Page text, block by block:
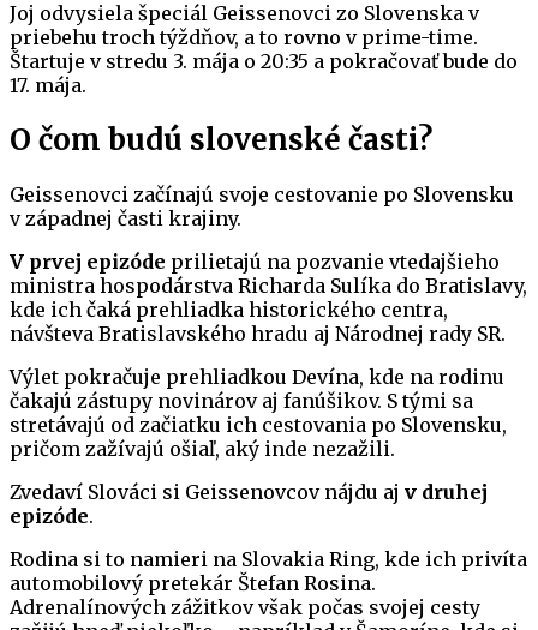
Joj odvysiela špeciál Geissenovci zo Slovenska v
priebehu troch týždňov, a to rovno v prime-time.
Štartuje v stredu 3. mája o 20:35 a pokračovať bude do
17. mája.
O čom budú slovenské časti?
Geissenovci začínajú svoje cestovanie po Slovensku
v západnej časti krajiny.
V prvej epizóde prilietajú na pozvanie vtedajšieho
ministra hospodárstva Richarda Sulíka do Bratislavy,
kde ich čaká prehliadka historického centra,
návšteva Bratislavského hradu aj Národnej rady SR.
Výlet pokračuje prehliadkou Devína, kde na rodinu
čakajú zástupy novinárov aj fanúšikov. S tými sa
stretávajú od začiatku ich cestovania po Slovensku,
pričom zažívajú ošiaľ, aký inde nezažili.
Zvedaví Slováci si Geissenovcov nájdu aj v druhej
epizóde.
Rodina si to namieri na Slovakia Ring, kde ich privíta
automobilový pretekár Štefan Rosina.
Adrenalínových zážitkov však počas svojej cesty